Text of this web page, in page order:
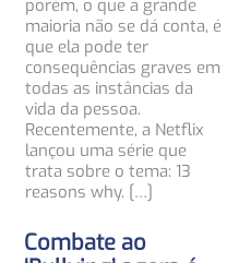
porém, o que a grande
maioria não se dá conta, é
que ela pode ter
consequências graves em
todas as instâncias da
vida da pessoa.
Recentemente, a Netflix
lançou uma série que
trata sobre o tema: 13
reasons why. […]
Combate ao